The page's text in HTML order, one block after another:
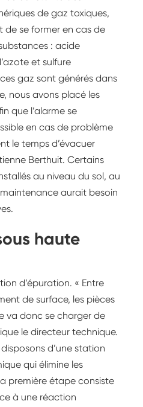
de gaz toxiques,
se former en cas de
: acide
et sulfure
gaz sont générés dans
nous avons placé les
que l’alarme se
en cas de problème
le temps d’évacuer
Berthuit. Certains
au niveau du sol, au
aurait besoin
haute
d’épuration. « Entre
de surface, les pièces
va donc se charger de
le directeur technique.
d’une station
qui élimine les
première étape consiste
à une réaction